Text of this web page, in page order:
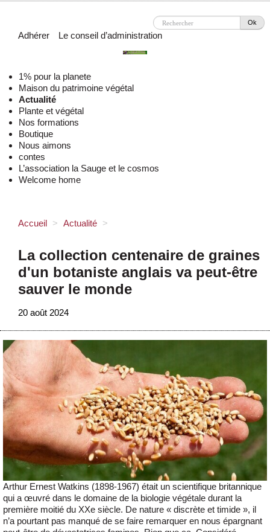
Ok
Adhérer Le conseil d’administration
1% pour la planete
Maison du patrimoine végétal
Actualité
Plante et végétal
Nos formations
Boutique
Nous aimons
contes
L’association la Sauge et le cosmos
Welcome home
Accueil > Actualité >
La collection centenaire de graines
d'un botaniste anglais va peut-être
sauver le monde
20 août 2024
Arthur Ernest Watkins (1898-1967) était un scientifique britannique
qui a œuvré dans le domaine de la biologie végétale durant la
première moitié du XXe siècle. De nature « discrète et timide », il
n’a pourtant pas manqué de se faire remarquer en nous épargnant